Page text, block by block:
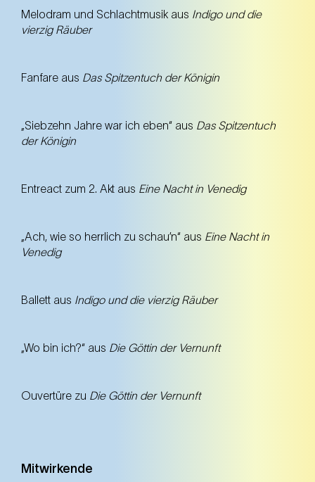
Melodram und Schlachtmusik aus Indigo und die
vierzig Räuber
Fanfare aus Das Spitzentuch der Königin
„Siebzehn Jahre war ich eben“ aus Das Spitzentuch
der Königin
Entreact zum 2. Akt aus Eine Nacht in Venedig
„Ach, wie so herrlich zu schau’n“ aus Eine Nacht in
Venedig
Ballett aus Indigo und die vierzig Räuber
„Wo bin ich?“ aus Die Göttin der Vernunft
Ouvertüre zu Die Göttin der Vernunft
Mitwirkende